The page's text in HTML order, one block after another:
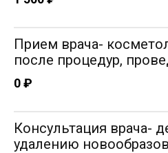
Прием врача-
после процедур,
0 ₽
Консультация врача-
удалению